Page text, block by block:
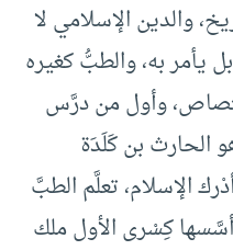
والدين الإسلامي لا
يأمر به، والطبُّ كغيره
وأول من درَّس
الحارث بن كَلَدَة
الإسلام، تعلَّم الطبَّ
كِسْرى الأول ملك